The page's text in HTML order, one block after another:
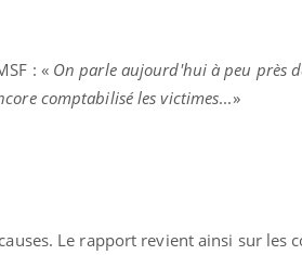
: « On parle aujourd'hui à peu près
comptabilisé les victimes...»
Le rapport revient ainsi sur les
à risque : ce jus